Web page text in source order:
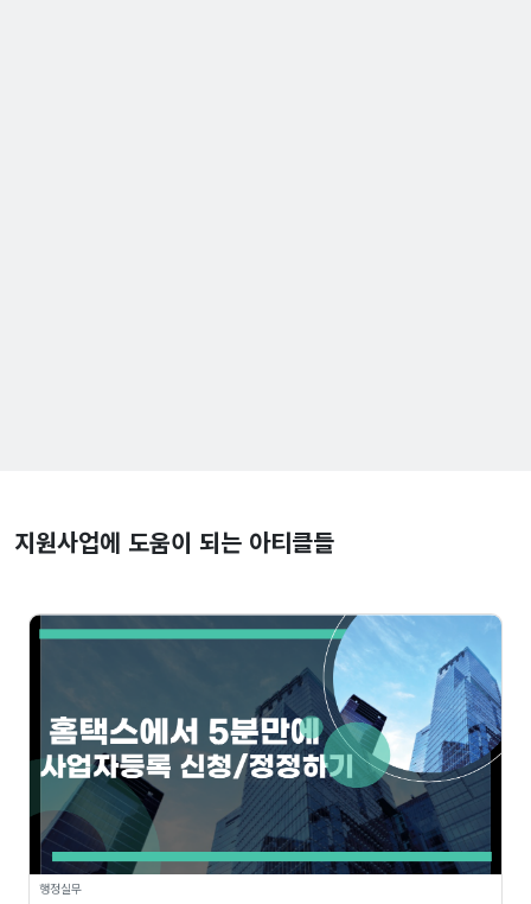
지원사업에 도움이 되는 아티클들
행정실무